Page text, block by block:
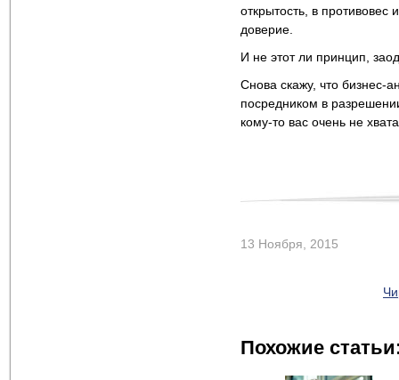
открытость, в противовес
доверие.
И не этот ли принцип,
Снова скажу, что бизнес-
посредником в
кому-то вас очень не
13 Ноября, 2015
Похожие